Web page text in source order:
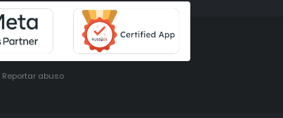
Reportar abuso